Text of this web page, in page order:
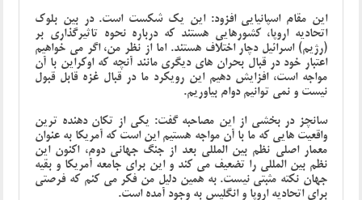
این مقام اسپانیایی افزود: این یک شکست است. در بین بلوک
اتحادیه اروپا، کشورهایی هستند که درباره نحوه تاثیرگذاری بر
(رژیم) اسرائیل دچار اختلاف هستند. اما از نظر من، اگر می خواهیم
اعتبار خود در قبال بحران های دیگری مانند آنچه که اوکراین با آن
مواجه است، افزایش دهیم این رویکرد ما در قبال غزه قابل قبول
نیست و نمی توانیم دوام بیاوریم.
سانچز در بخشی از این مصاحبه گفت: یکی از تکان دهنده ترین
واقعیت هایی که ما با آن مواجه هستیم این است که آمریکا به عنوان
معمار اصلی نظم بین المللی بعد از جنگ جهانی دوم، اکنون این
نظم بین المللی را تضعیف می کند و این برای جامعه آمریکا و بقیه
جهان نکته مثبتی نیست. به همین دلیل من فکر می کنم که فرصتی
برای اتحادیه اروپا و انگلیس به وجود آمده است.